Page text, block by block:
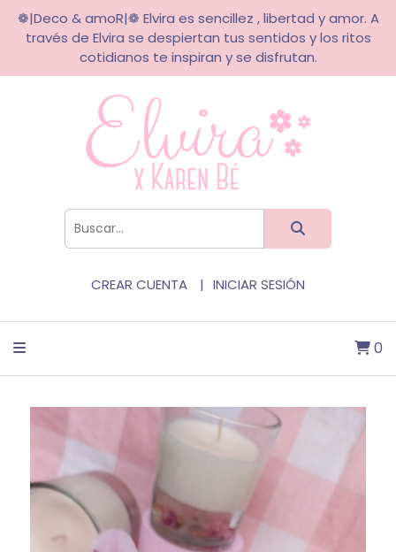
❁|Deco & amoR|❁ Elvira es sencillez , libertad y amor. A
través de Elvira se despiertan tus sentidos y los ritos
cotidianos te inspiran y se disfrutan.
CREAR CUENTA INICIAR SESIÓN
0